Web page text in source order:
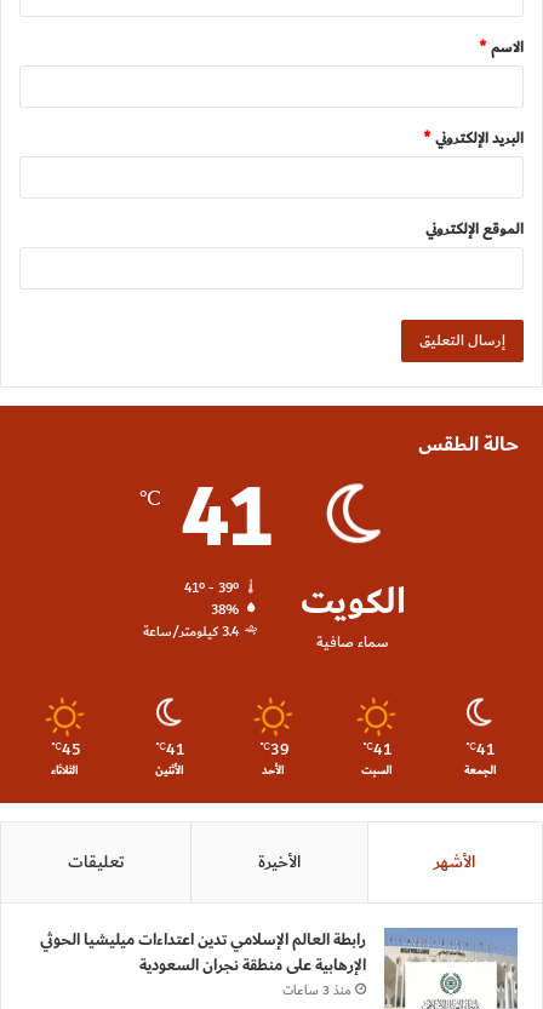
ق
*
الاسم*
البريد الإلكتروني*
الموقع الإلكتروني
حالة الطقس
الكويت
سماء صافية
41
℃
41º - 39º
38%
3.4 كيلومتر/ساعة
41
℃
الجمعة
41
℃
السبت
39
℃
الأحد
41
℃
الأثنين
45
℃
الثلاثاء
الأشهر الأخيرة تعليقات
رابطة العالم الإسلامي تدين اعتداءات ميليشيا الحوثي
الإرهابية على منطقة نجران السعودية
منذ 3 ساعات